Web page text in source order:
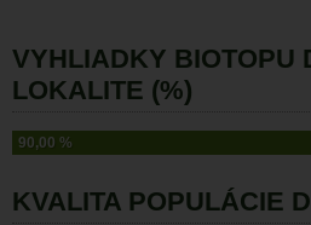
VYHLIADKY BIOTOPU
LOKALITE (%)
90,00 %
KVALITA POPULÁCIE